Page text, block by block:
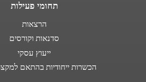
תחומי פעילות
הרצאות
סדנאות וקורסים
ייעוץ עסקי
הכשרות ייחודיות בהתאם